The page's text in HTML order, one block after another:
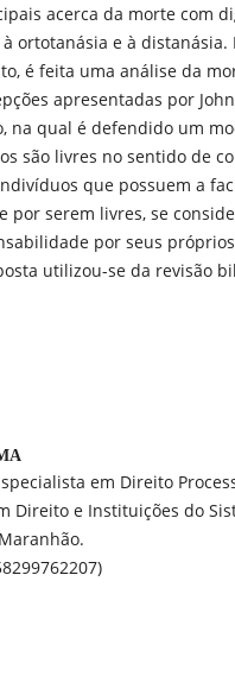
acerca da morte com
ortotanásia e à distanásia.
é feita uma análise da
apresentadas por
na qual é defendido um
são livres no sentido de
que possuem a
por serem livres, se
por seus
utilizou-se da revisão
em Direito
Direito e Instituições do